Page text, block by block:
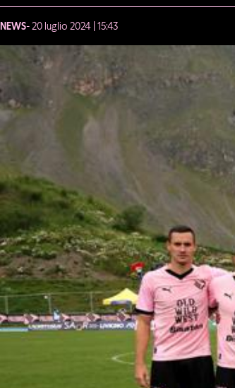
NEWS- 20 luglio 2024 | 15:43